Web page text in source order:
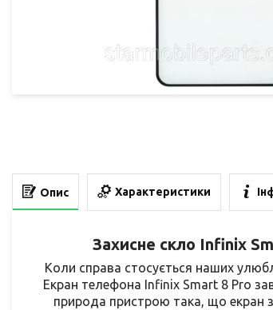
Опис Характеристики
Захисне скло Infinix
Коли справа стосується наших
Екран телефона Infinix Smart 8 Pro
природа пристрою така, що екран